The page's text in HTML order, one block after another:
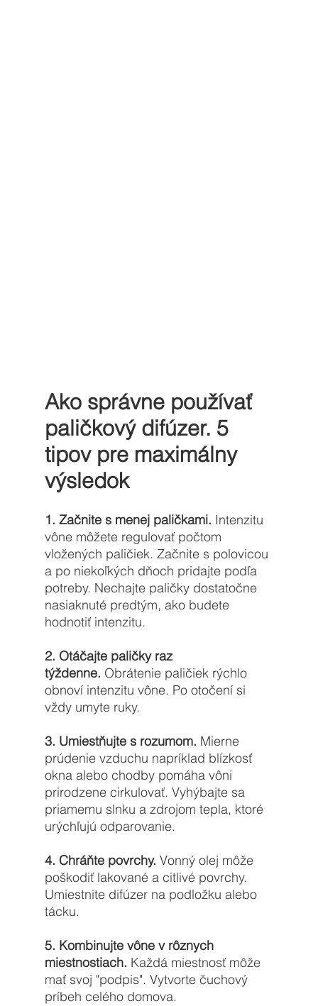
Ako správne používať
paličkový difúzer. 5
tipov pre maximálny
výsledok
1. Začnite s menej paličkami. Intenzitu
vône môžete regulovať počtom
vložených paličiek. Začnite s polovicou
a po niekoľkých dňoch pridajte podľa
potreby. Nechajte paličky dostatočne
nasiaknuté predtým, ako budete
hodnotiť intenzitu.
2. Otáčajte paličky raz
týždenne. Obrátenie paličiek rýchlo
obnoví intenzitu vône. Po otočení si
vždy umyte ruky.
3. Umiestňujte s rozumom. Mierne
prúdenie vzduchu napríklad blízkosť
okna alebo chodby pomáha vôni
prirodzene cirkulovať. Vyhýbajte sa
priamemu slnku a zdrojom tepla, ktoré
urýchľujú odparovanie.
4. Chráňte povrchy. Vonný olej môže
poškodiť lakované a citlivé povrchy.
Umiestnite difúzer na podložku alebo
tácku.
5. Kombinujte vône v rôznych
miestnostiach. Každá miestnosť môže
mať svoj "podpis". Vytvorte čuchový
príbeh celého domova.